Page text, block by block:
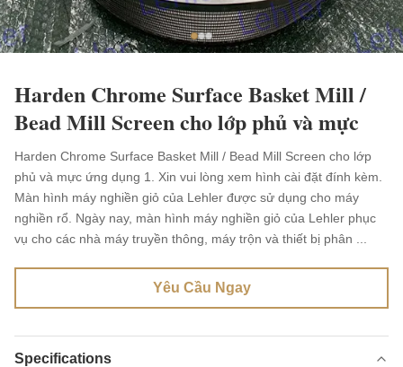
Harden Chrome Surface Basket Mill /
Bead Mill Screen cho lớp phủ và mực
Harden Chrome Surface Basket Mill / Bead Mill Screen cho lớp
phủ và mực ứng dụng 1. Xin vui lòng xem hình cài đặt đính kèm.
Màn hình máy nghiền giỏ của Lehler được sử dụng cho máy
nghiền rổ. Ngày nay, màn hình máy nghiền giỏ của Lehler phục
vụ cho các nhà máy truyền thông, máy trộn và thiết bị phân ...
Yêu Cầu Ngay
Specifications